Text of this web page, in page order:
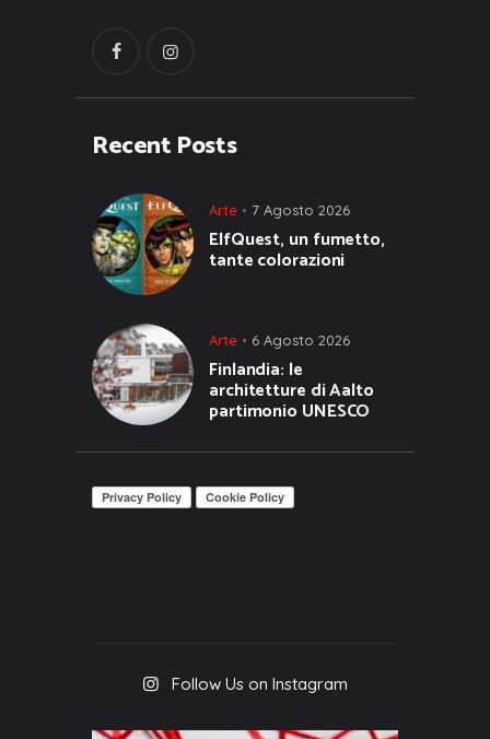
Recent Posts
Arte 7 Agosto 2026
ElfQuest, un fumetto,
tante colorazioni
Arte 6 Agosto 2026
Finlandia: le
architetture di Aalto
partimonio UNESCO
Follow Us on Instagram